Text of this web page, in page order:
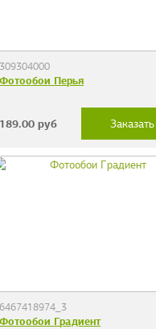
309304000
Фотообои Перья
189.00 руб Заказать
6467418974_3
Фотообои Градиент